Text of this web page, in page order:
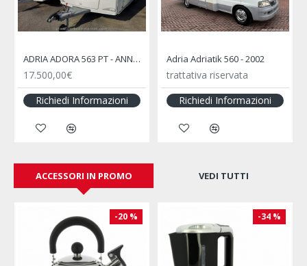
ADRIA ADORA 563 PT - ANNO 2013
17.500,00€
Richiedi Informazioni
Adria Adriatik 560 - 2002
trattativa riservata
Richiedi Informazioni
ACCESSORI IN PROMO VEDI TUTTI
-20 % -34 %